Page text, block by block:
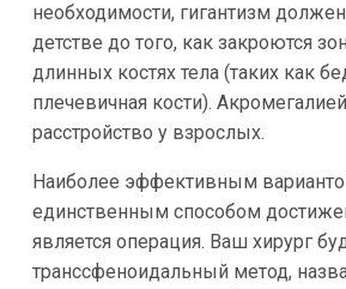
необходимости, гигантизм
детстве до того, как закроются
длинных костях тела (таких как
плечевичная кости).
расстройство у взрослых.
Наиболее эффективным
единственным способом
является операция. Ваш хирург
транссфеноидальный метод,